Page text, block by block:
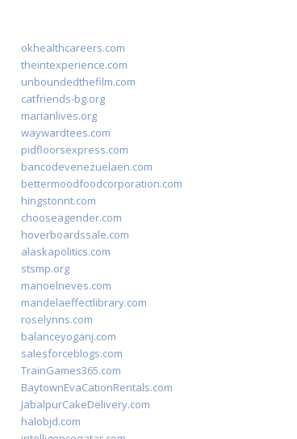
okhealthcareers.com
theintexperience.com
unboundedthefilm.com
catfriends-bg.org
marianlives.org
waywardtees.com
pidfloorsexpress.com
bancodevenezuelaen.com
bettermoodfoodcorporation.com
hingstonnt.com
chooseagender.com
hoverboardssale.com
alaskapolitics.com
stsmp.org
manoelneves.com
mandelaeffectlibrary.com
roselynns.com
balanceyoganj.com
salesforceblogs.com
TrainGames365.com
BaytownEvaCationRentals.com
JabalpurCakeDelivery.com
halobjd.com